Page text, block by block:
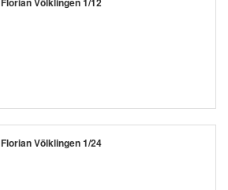
Florian Völklingen 1/24